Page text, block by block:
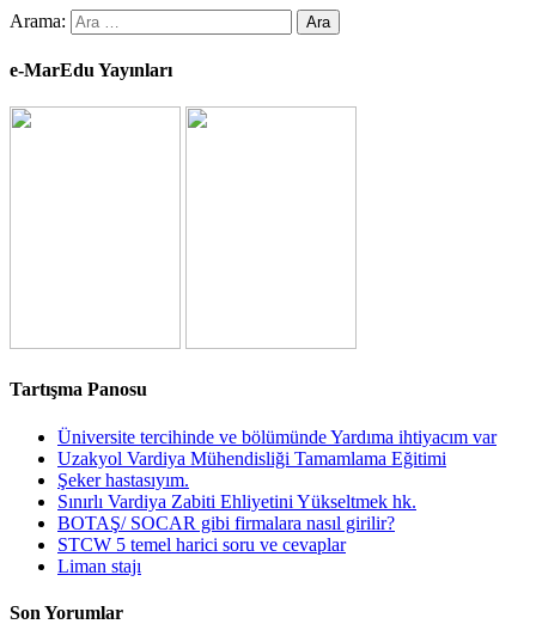
Arama:
e-MarEdu Yayınları
Tartışma Panosu
Üniversite tercihinde ve bölümünde Yardıma ihtiyacım var
Uzakyol Vardiya Mühendisliği Tamamlama Eğitimi
Şeker hastasıyım.
Sınırlı Vardiya Zabiti Ehliyetini Yükseltmek hk.
BOTAŞ/ SOCAR gibi firmalara nasıl girilir?
STCW 5 temel harici soru ve cevaplar
Liman stajı
Son Yorumlar